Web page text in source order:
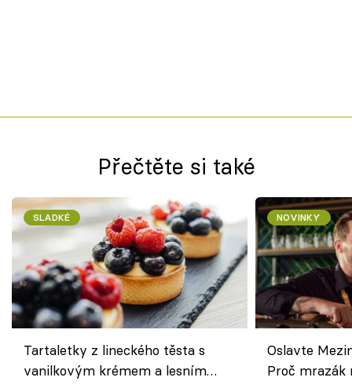
Přečtěte si také
SLADKÉ
Tartaletky z lineckého těsta s
vanilkovým krémem a lesním
NOVINKY
Oslavte
Proč